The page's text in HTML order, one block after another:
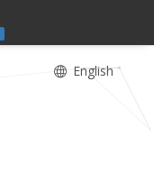
English